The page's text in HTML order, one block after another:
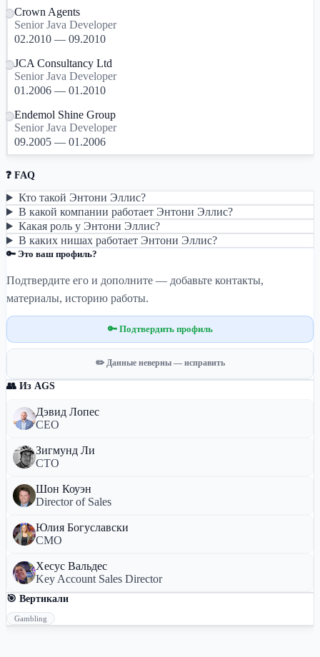
Crown Agents
Senior Java Developer
02.2010 — 09.2010
JCA Consultancy Ltd
Senior Java Developer
01.2006 — 01.2010
Endemol Shine Group
Senior Java Developer
09.2005 — 01.2006
❓ FAQ
Кто такой Энтони Эллис?
В какой компании работает Энтони Эллис?
Какая роль у Энтони Эллис?
В каких нишах работает Энтони Эллис?
🔑 Это ваш профиль?
Подтвердите его и дополните — добавьте контакты,
материалы, историю работы.
🔑 Подтвердить профиль
✏️ Данные неверны — исправить
👥 Из AGS
Дэвид Лопес
CEO
Зигмунд Ли
CTO
Шон Коуэн
Director of Sales
Юлия Богуславски
CMO
Хесус Вальдес
Key Account Sales Director
🎯 Вертикали
Gambling